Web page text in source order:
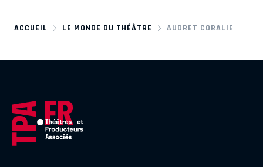
ACCUEIL LE MONDE DU THÉÂTRE AUDRET CORALIE